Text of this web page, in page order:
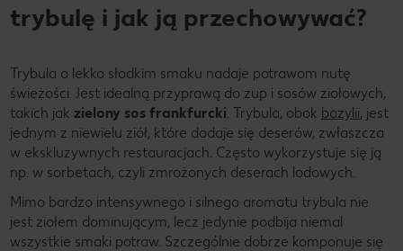
trybulę i jak ją przechowywać?
Trybula o lekko słodkim smaku nadaje potrawom nutę
świeżości. Jest idealną przyprawą do zup i sosów ziołowych,
takich jak zielony sos frankfurcki. Trybula, obok bazylii, jest
jednym z niewielu ziół, które dodaje się deserów, zwłaszcza
w ekskluzywnych restauracjach. Często wykorzystuje się ją
np. w sorbetach, czyli zmrożonych deserach lodowych.
Mimo bardzo intensywnego i silnego aromatu trybula nie
jest ziołem dominującym, lecz jedynie podbija niemal
wszystkie smaki potraw. Szczególnie dobrze komponuje się